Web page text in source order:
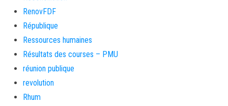
RenovFDF
République
Ressources humaines
Résultats des courses – PMU
réunion publique
revolution
Rhum